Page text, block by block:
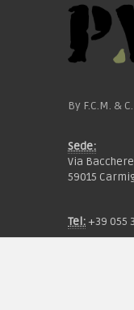
By F.C.M. &
Sede:
Via
59015
Tel: +39 055